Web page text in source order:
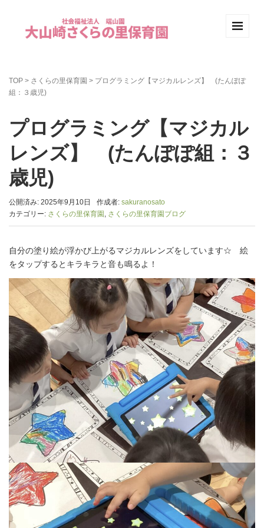
TOP > さくらの里保育園 > プログラミング【マジカルレンズ】 (たんぽぽ
組：３歳児)
プログラミング【マジカル
レンズ】 (たんぽぽ組：３
歳児)
公開済み: 2025年9月10日 作成者: sakuranosato
カテゴリー: さくらの里保育園 , さくらの里保育園ブログ
自分の塗り絵が浮かび上がるマジカルレンズをしています☆ 絵
をタップするとキラキラと音も鳴るよ！